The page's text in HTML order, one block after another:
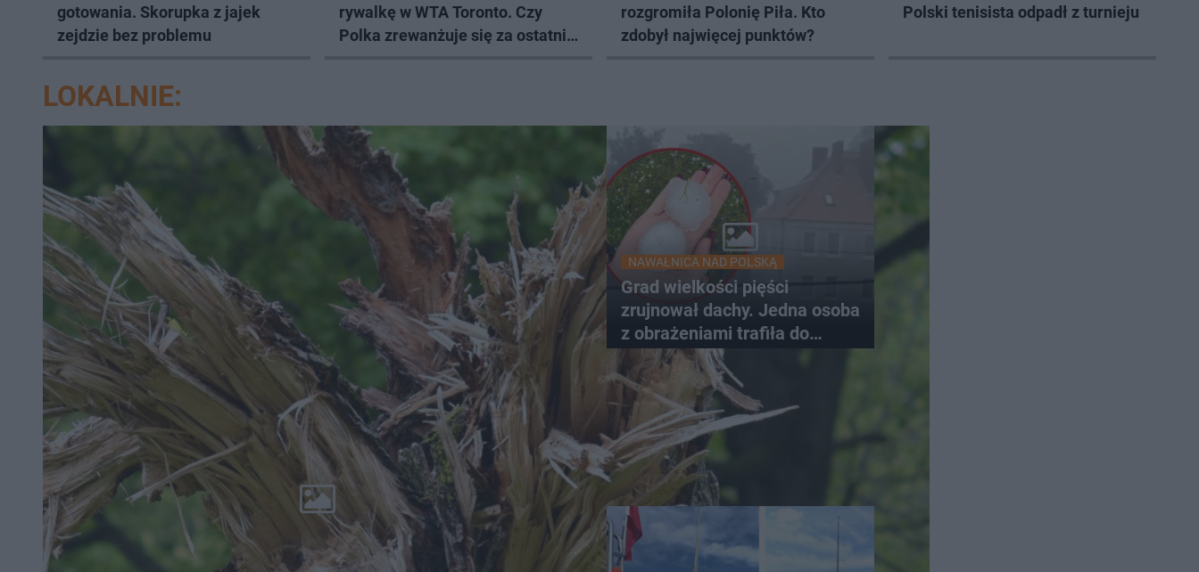
gotowania. Skorupka z jajek
zejdzie bez problemu
rywalkę w WTA Toronto. Czy
Polka zrewanżuje się za ostatnią
rozgromiła Polonię Piła. Kto
zdobył najwięcej punktów?
Polski tenisista odpadł z turnieju
LOKALNIE:
NAWAŁNICA NAD POLSKĄ
Grad wielkości pięści
zrujnował dachy. Jedna osoba
z obrażeniami trafiła do
szpitala